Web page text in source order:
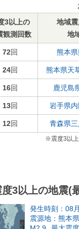
3以上の
観測回数
地域
地
72回 熊本
24回 熊本県天
16回 鹿児島
13回 岩手県
12回 青森県
※震度3以
度3以上の地震(
発生時刻：08
震源地：熊本